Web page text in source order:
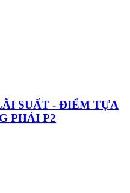
SUẤT - ĐIỂM TỰA
PHÁI P2